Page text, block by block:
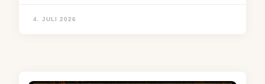
4. JULI 2026